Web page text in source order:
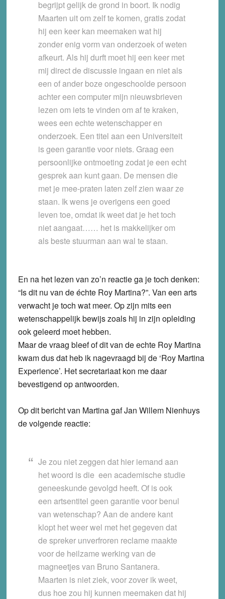
begrijpt gelijk de grond in boort. Ik nodig
Maarten uit om zelf te komen, gratis zodat
hij een keer kan meemaken wat hij
zonder enig vorm van onderzoek of weten
afkeurt. Als hij durft moet hij een keer met
mij direct de discussie ingaan en niet als
een of ander boze ongeschoolde persoon
achter een computer mijn nieuwsbrieven
lezen om iets te vinden om af te kraken,
wees een echte wetenschapper en
onderzoek. Een titel aan een Universiteit
is geen garantie voor niets. Graag een
persoonlijke ontmoeting zodat je een echt
gesprek aan kunt gaan. De mensen die
met je mee-praten laten zelf zien waar ze
staan. Ik wens je overigens een goed
leven toe, omdat ik weet dat je het toch
niet aangaat…… het is makkelijker om
als beste stuurman aan wal te staan.
En na het lezen van zo’n reactie ga je toch denken:
“Is dit nu van de échte Roy Martina?”. Van een arts
verwacht je toch wat meer. Op zijn mits een
wetenschappelijk bewijs zoals hij in zijn opleiding
ook geleerd moet hebben.
Maar de vraag bleef of dit van de echte Roy Martina
kwam dus dat heb ik nagevraagd bij de ‘Roy Martina
Experience’. Het secretariaat kon me daar
bevestigend op antwoorden.
Op dit bericht van Martina gaf Jan Willem Nienhuys
de volgende reactie:
Je zou niet zeggen dat hier iemand aan
het woord is die een academische studie
geneeskunde gevolgd heeft. Of is ook
een artsentitel geen garantie voor benul
van wetenschap? Aan de andere kant
klopt het weer wel met het gegeven dat
de spreker unverfroren reclame maakte
voor de heilzame werking van de
magneetjes van Bruno Santanera.
Maarten is niet ziek, voor zover ik weet,
dus hoe zou hij kunnen meemaken dat hij